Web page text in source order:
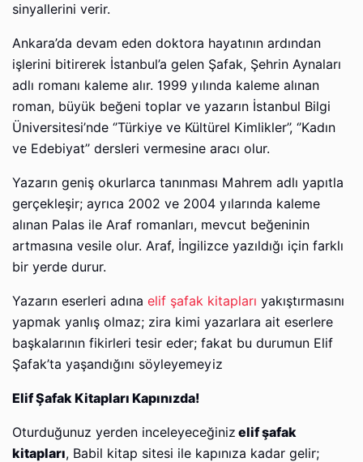
sinyallerini verir.
Ankara’da devam eden doktora hayatının ardından
işlerini bitirerek İstanbul’a gelen Şafak, Şehrin Aynaları
adlı romanı kaleme alır. 1999 yılında kaleme alınan
roman, büyük beğeni toplar ve yazarın İstanbul Bilgi
Üniversitesi’nde ‘’Türkiye ve Kültürel Kimlikler’’, ‘’Kadın
ve Edebiyat’’ dersleri vermesine aracı olur.
Yazarın geniş okurlarca tanınması Mahrem adlı yapıtla
gerçekleşir; ayrıca 2002 ve 2004 yılarında kaleme
alınan Palas ile Araf romanları, mevcut beğeninin
artmasına vesile olur. Araf, İngilizce yazıldığı için farklı
bir yerde durur.
Yazarın eserleri adına elif şafak kitapları yakıştırmasını
yapmak yanlış olmaz; zira kimi yazarlara ait eserlere
başkalarının fikirleri tesir eder; fakat bu durumun Elif
Şafak’ta yaşandığını söyleyemeyiz
Elif Şafak Kitapları Kapınızda!
Oturduğunuz yerden inceleyeceğiniz elif şafak
kitapları, Babil kitap sitesi ile kapınıza kadar gelir;